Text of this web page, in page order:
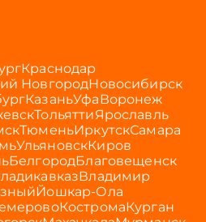
Краснодар
НовгородНовосибирск
КазаньУфаВоронеж
ТольяттиЯрославль
ТюменьИркутскСамара
УльяновскКиров
БелгородБлаговещенск
Владимир
Йошкар-Ола
КостромаКурган